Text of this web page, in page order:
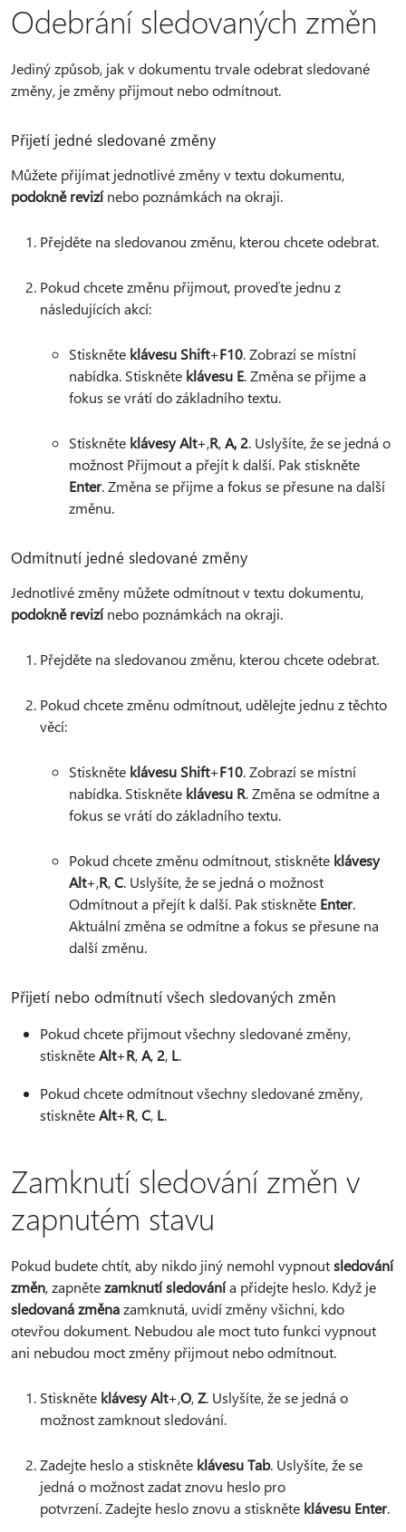
Odebrání sledovaných změn
Jediný způsob, jak v dokumentu trvale odebrat sledované
změny, je změny přijmout nebo odmítnout.
Přijetí jedné sledované změny
Můžete přijímat jednotlivé změny v textu dokumentu,
podokně revizínebo poznámkách na okraji.
Přejděte na sledovanou změnu, kterou chcete odebrat.
Pokud chcete změnu přijmout, proveďte jednu z
následujících akcí:
Stiskněte klávesu Shift+F10. Zobrazí se místní
nabídka. Stiskněte klávesu E. Změna se přijme a
fokus se vrátí do základního textu.
Stiskněte klávesy Alt+,R,A, 2. Uslyšíte, že se jedná o
možnost Přijmout a přejít k další. Pak stiskněte
Enter. Změna se přijme a fokus se přesune na další
změnu.
Odmítnutí jedné sledované změny
Jednotlivé změny můžete odmítnout v textu dokumentu,
podokně revizínebo poznámkách na okraji.
Přejděte na sledovanou změnu, kterou chcete odebrat.
Pokud chcete změnu odmítnout, udělejte jednu z těchto
věcí:
Stiskněte klávesu Shift+F10. Zobrazí se místní
nabídka. Stiskněte klávesu R. Změna se odmítne a
fokus se vrátí do základního textu.
Pokud chcete změnu odmítnout, stiskněte klávesy
Alt+,R,C. Uslyšíte, že se jedná o možnost
Odmítnout a přejít k další. Pak stiskněte Enter.
Aktuální změna se odmítne a fokus se přesune na
další změnu.
Přijetí nebo odmítnutí všech sledovaných změn
Pokud chcete přijmout všechny sledované změny,
stiskněteAlt+R,A, 2, L.
Pokud chcete odmítnout všechny sledované změny,
stiskněteAlt+R,C, L.
Zamknutí sledování změn v
zapnutém stavu
Pokud budete chtít, aby nikdo jiný nemohl vypnoutsledování
změn, zapnětezamknutí sledovánía přidejte heslo. Když je
sledovaná změnazamknutá, uvidí změny všichni, kdo
otevřou dokument. Nebudou ale moct tuto funkci vypnout
ani nebudou moct změny přijmout nebo odmítnout.
Stiskněte klávesy Alt+,O,Z. Uslyšíte, že se jedná o
možnost zamknout sledování.
Zadejte heslo a stiskněte klávesu Tab. Uslyšíte, že se
jedná o možnost zadat znovu heslo pro
potvrzení. Zadejte heslo znovu a stiskněte klávesu Enter.